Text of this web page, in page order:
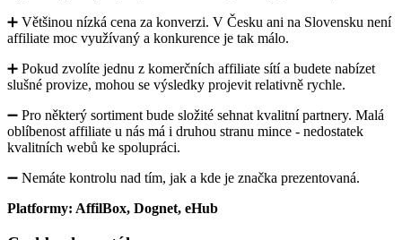
➕ Většinou nízká cena za konverzi. V Česku ani na Slovensku není
affiliate moc využívaný a konkurence je tak málo.
➕ Pokud zvolíte jednu z komerčních affiliate sítí a budete nabízet
slušné provize, mohou se výsledky projevit relativně rychle.
➖ Pro některý sortiment bude složité sehnat kvalitní partnery. Malá
oblíbenost affiliate u nás má i druhou stranu mince - nedostatek
kvalitních webů ke spolupráci.
➖ Nemáte kontrolu nad tím, jak a kde je značka prezentovaná.
Platformy: AffilBox, Dognet, eHub